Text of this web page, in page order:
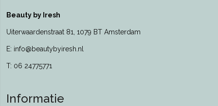
Beauty by Iresh
Uiterwaardenstraat 81, 1079 BT Amsterdam
E: info@beautybyiresh.nl
T: 06 24775771
Informatie